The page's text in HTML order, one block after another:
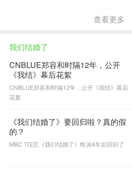
查看更多
我们结婚了
CNBLUE郑容和时隔12年，公开
《我结》幕后花絮
CNBLUE郑容和时隔12年，公开《我结》幕后
花絮
《我们结婚了》要回归啦？真的假
的？
MBC T综艺《我们结婚了》终演4年后回归了